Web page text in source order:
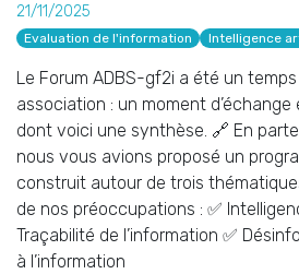
21/11/2025
Evaluation de l'information Intelligence
Le Forum ADBS-gf2i a été un
association : un moment
dont voici une synthèse. 🔗 En
nous vous avions proposé un
construit autour de trois
de nos préoccupations : ✅
Traçabilité de l’information ✅
à l’information